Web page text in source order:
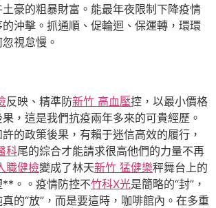
豪的粗暴財富。能最年夜限制下降疫情
沖擊。抓通順、促輪迴、保運轉，環環
視怠慢。
反映、精準防新竹 高血壓控，以最小價格
，這是我們抗疫兩年多來的可貴經歷。
的政策後果，有賴于迷信高效的履行，
科尾的綜合才能請求很高他們的力量不再
職健檢變成了林天新竹 猛健樂秤舞台上的
。。疫情防控不竹科X光是簡略的“封”，
的“放”，而是要這時，咖啡館內。在多重